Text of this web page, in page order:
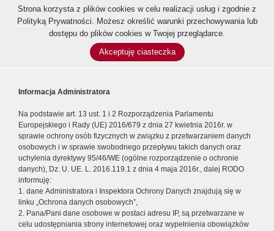
Strona korzysta z plików cookies w celu realizacji usług i zgodnie z
Polityką Prywatności. Możesz określić warunki przechowywania lub
dostępu do plików cookies w Twojej przeglądarce.
Akceptuję ciasteczka
Informacja Administratora
Na podstawie art. 13 ust. 1 i 2 Rozporządzenia Parlamentu
Europejskiego i Rady (UE) 2016/679 z dnia 27 kwietnia 2016r. w
sprawie ochrony osób fizycznych w związku z przetwarzaniem danych
osobowych i w sprawie swobodnego przepływu takich danych oraz
uchylenia dyrektywy 95/46/WE (ogólne rozporządzenie o ochronie
danych), Dz. U. UE. L. 2016.119.1 z dnia 4 maja 2016r., dalej RODO
informuję:
1. dane Administratora i Inspektora Ochrony Danych znajdują się w
linku „Ochrona danych osobowych”,
2. Pana/Pani dane osobowe w postaci adresu IP, są przetwarzane w
celu udostępniania strony internetowej oraz wypełnienia obowiązków